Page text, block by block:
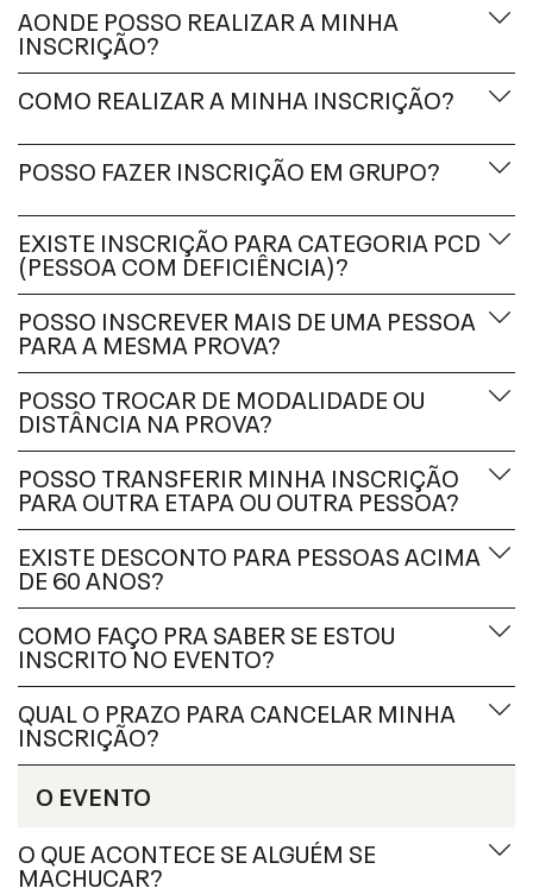
AONDE POSSO REALIZAR A MINHA
INSCRIÇÃO?
COMO REALIZAR A MINHA INSCRIÇÃO?
POSSO FAZER INSCRIÇÃO EM GRUPO?
EXISTE INSCRIÇÃO PARA CATEGORIA PCD
(PESSOA COM DEFICIÊNCIA)?
POSSO INSCREVER MAIS DE UMA PESSOA
PARA A MESMA PROVA?
POSSO TROCAR DE MODALIDADE OU
DISTÂNCIA NA PROVA?
POSSO TRANSFERIR MINHA INSCRIÇÃO
PARA OUTRA ETAPA OU OUTRA PESSOA?
EXISTE DESCONTO PARA PESSOAS ACIMA
DE 60 ANOS?
COMO FAÇO PRA SABER SE ESTOU
INSCRITO NO EVENTO?
QUAL O PRAZO PARA CANCELAR MINHA
INSCRIÇÃO?
O EVENTO
O QUE ACONTECE SE ALGUÉM SE
MACHUCAR?